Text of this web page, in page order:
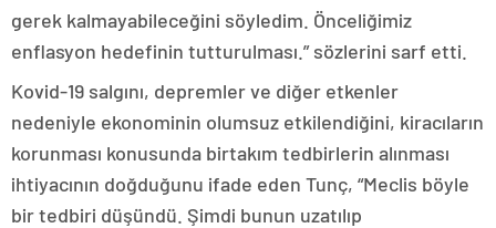
gerek kalmayabileceğini söyledim. Önceliğimiz
enflasyon hedefinin tutturulması.” sözlerini sarf etti.
Kovid-19 salgını, depremler ve diğer etkenler
nedeniyle ekonominin olumsuz etkilendiğini, kiracıların
korunması konusunda birtakım tedbirlerin alınması
ihtiyacının doğduğunu ifade eden Tunç, “Meclis böyle
bir tedbiri düşündü. Şimdi bunun uzatılıp